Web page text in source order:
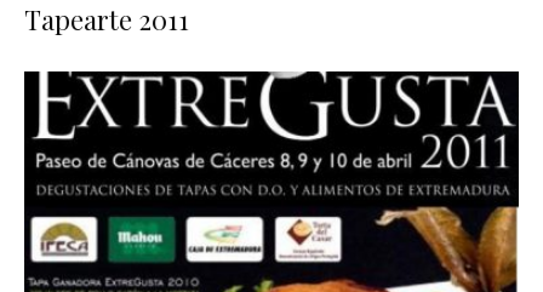
Tapearte 2011